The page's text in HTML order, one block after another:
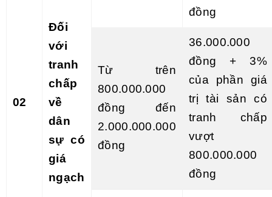
02
Đối
với
tranh
chấp
về
dân
sự có
giá
ngạch
đồng
Từ trên
800.000.000
đồng đến
2.000.000.000
đồng
36.000.000
đồng + 3%
của phần giá
trị tài sản có
tranh chấp
vượt
800.000.000
đồng